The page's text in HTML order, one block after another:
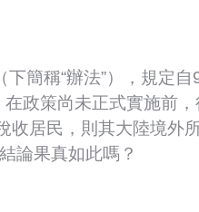
簡稱“辦法”），規定
政策尚未正式實施前
居民，則其大陸境外
論果真如此嗎？